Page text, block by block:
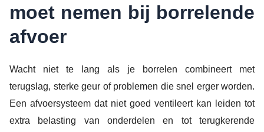
moet nemen bij borrelende
afvoer
Wacht niet te lang als je borrelen combineert met
terugslag, sterke geur of problemen die snel erger worden.
Een afvoersysteem dat niet goed ventileert kan leiden tot
extra belasting van onderdelen en tot terugkerende